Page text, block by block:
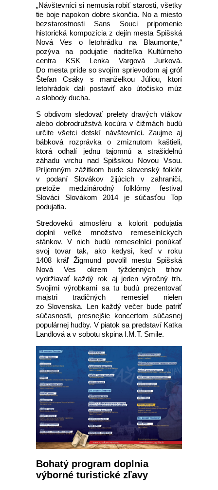
„Návštevníci si nemusia robiť starosti, všetky
tie boje napokon dobre skončia. No a miesto
bezstarostnosti Sans Souci pripomenie
historická kompozícia z dejín mesta Spišská
Nová Ves o letohrádku na Blaumonte,“
pozýva na podujatie riaditeľka Kultúrneho
centra KSK Lenka Vargová Jurková.
Do mesta príde so svojím sprievodom aj gróf
Štefan Csáky s manželkou Júliou, ktorí
letohrádok dali postaviť ako útočisko múz
a slobody ducha.
S obdivom sledovať prelety dravých vtákov
alebo dobrodružstvá kocúra v čižmách budú
určite všetci detskí návštevníci. Zaujme aj
bábková rozprávka o zmiznutom kaštieli,
ktorá odhalí jednu tajomnú a strašidelnú
záhadu vrchu nad Spišskou Novou Vsou.
Príjemným zážitkom bude slovenský folklór
v podaní Slovákov žijúcich v zahraničí,
pretože medzinárodný folklórny festival
Slováci Slovákom 2014 je súčasťou Top
podujatia.
Stredovekú atmosféru a kolorit podujatia
doplní veľké množstvo remeselníckych
stánkov. V nich budú remeselníci ponúkať
svoj tovar tak, ako kedysi, keď v roku
1408 kráľ Žigmund povolil mestu Spišská
Nová Ves okrem týždenných trhov
vydržiavať každý rok aj jeden výročný trh.
Svojimi výrobkami sa tu budú prezentovať
majstri tradičných remesiel nielen
zo Slovenska. Len každý večer bude patriť
súčasnosti, presnejšie koncertom súčasnej
populárnej hudby. V piatok sa predstaví Katka
Landlová a v sobotu skpina I.M.T. Smile.
Bohatý program doplnia
výborné turistické zľavy